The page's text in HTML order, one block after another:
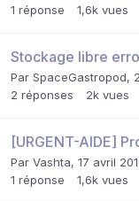
1 réponse 1,6k vues
Stockage libre
Par SpaceGastropod,
2 réponses 2k vues
[URGENT-AIDE]
Par Vashta, 17 avril
1 réponse 1,6k vues